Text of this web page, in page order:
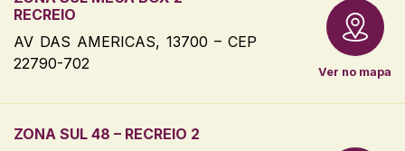
RECREIO
AV DAS AMERICAS, 13700 – CEP
22790-702
Ver no mapa
ZONA SUL 48 – RECREIO 2